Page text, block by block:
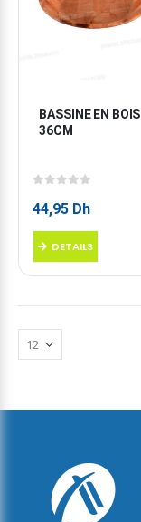
BASSINE EN BOIS
36CM
44,95 Dh
DETAILS